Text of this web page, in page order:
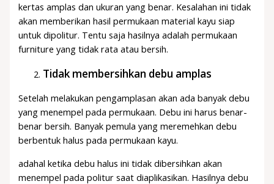
kertas amplas dan ukuran yang benar. Kesalahan ini tidak
akan memberikan hasil permukaan material kayu siap
untuk dipolitur. Tentu saja hasilnya adalah permukaan
furniture yang tidak rata atau bersih.
Tidak membersihkan debu amplas
Setelah melakukan pengamplasan akan ada banyak debu
yang menempel pada permukaan. Debu ini harus benar-
benar bersih. Banyak pemula yang meremehkan debu
berbentuk halus pada permukaan kayu.
adahal ketika debu halus ini tidak dibersihkan akan
menempel pada politur saat diaplikasikan. Hasilnya debu